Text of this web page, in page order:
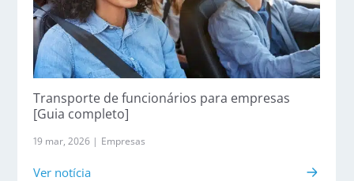
Transporte de funcionários para empresas
[Guia completo]
19 mar, 2026 | Empresas
Ver notícia